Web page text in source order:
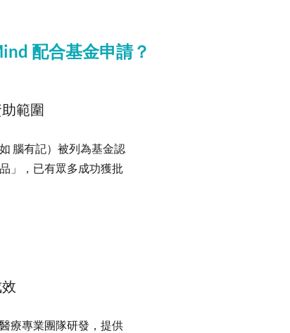
配合基金申請？
範圍
腦有記）被列為基金認
」，已有眾多成功獲批
療專業團隊研發，提供